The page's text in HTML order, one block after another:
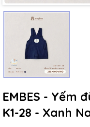
EMBES - Yếm
K1-28 - Xanh